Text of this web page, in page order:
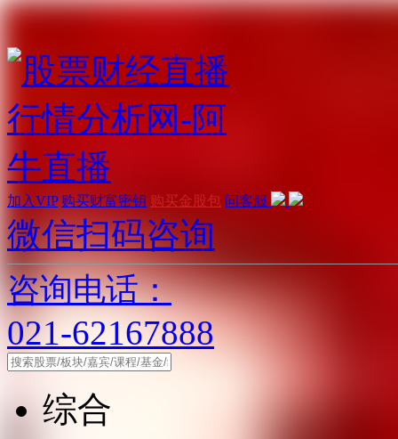
加入VIP 购买财富密钥 购买金股包 问客服
微信扫码咨询
咨询电话：
021-62167888
综合